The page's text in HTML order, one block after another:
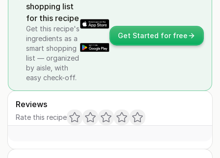
shopping list
for this recipe
Get this recipe's
ingredients as a
smart shopping
list — organized
by aisle, with
easy check-off.
Get Started for free
Reviews
Rate this recipe